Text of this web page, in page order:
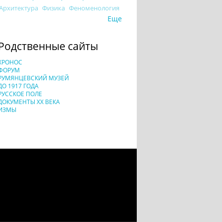
Физика Феноменология
Еще
сайты
МУЗЕЙ
1917 ГОДА
ПОЛЕ
XX ВЕКА